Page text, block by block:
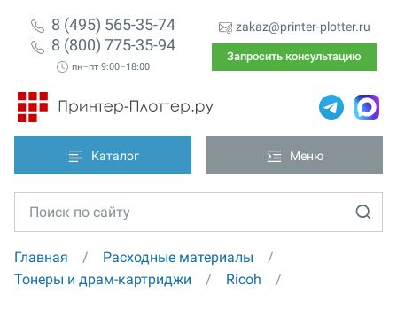
8 (495) 565-35-74
8 (800) 775-35-94
пн–пт 9:00–18:00
zakaz@printer-plotter.ru
Запросить консультацию
Каталог Меню
Главная
Расходные материалы
Тонеры и драм-картриджи
Ricoh